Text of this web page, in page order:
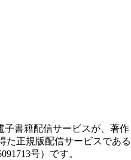
子書籍配信サービスが、著作
た正規版配信サービスである
号）です。